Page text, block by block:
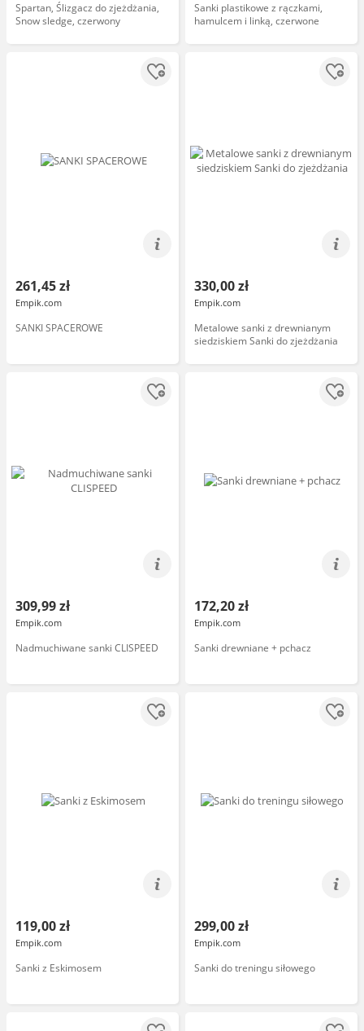
Spartan, Ślizgacz do zjeżdżania,
Snow sledge, czerwony
Sanki plastikowe z rączkami,
hamulcem i linką, czerwone
261,45 zł
Empik.com
SANKI SPACEROWE
330,00 zł
Empik.com
Metalowe sanki z drewnianym
siedziskiem Sanki do zjeżdżania
309,99 zł
Empik.com
Nadmuchiwane sanki CLISPEED
172,20 zł
Empik.com
Sanki drewniane + pchacz
119,00 zł
Empik.com
Sanki z Eskimosem
299,00 zł
Empik.com
Sanki do treningu siłowego